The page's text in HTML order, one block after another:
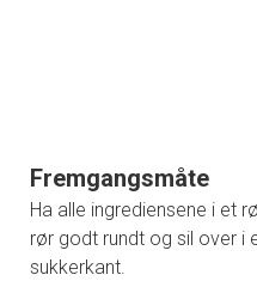
Fremgangsmåte
Ha alle ingrediensene i et
rør godt rundt og sil over i
sukkerkant.